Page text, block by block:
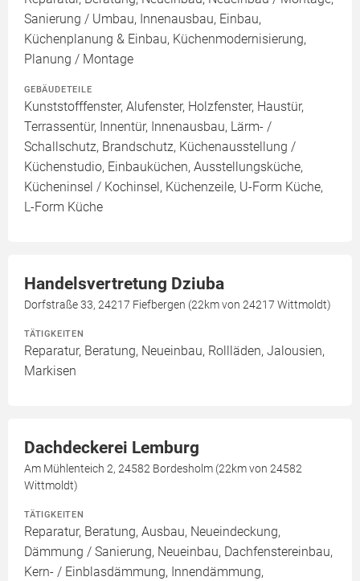
Sanierung / Umbau, Innenausbau, Einbau,
Küchenplanung & Einbau, Küchenmodernisierung,
Planung / Montage
GEBÄUDETEILE
Kunststofffenster, Alufenster, Holzfenster, Haustür,
Terrassentür, Innentür, Innenausbau, Lärm- /
Schallschutz, Brandschutz, Küchenausstellung /
Küchenstudio, Einbauküchen, Ausstellungsküche,
Kücheninsel / Kochinsel, Küchenzeile, U-Form Küche,
L-Form Küche
Handelsvertretung Dziuba
Dorfstraße 33, 24217 Fiefbergen (22km von 24217 Wittmoldt)
TÄTIGKEITEN
Reparatur, Beratung, Neueinbau, Rollläden, Jalousien,
Markisen
Dachdeckerei Lemburg
Am Mühlenteich 2, 24582 Bordesholm (22km von 24582
Wittmoldt)
TÄTIGKEITEN
Reparatur, Beratung, Ausbau, Neueindeckung,
Dämmung / Sanierung, Neueinbau, Dachfenstereinbau,
Kern- / Einblasdämmung, Innendämmung,